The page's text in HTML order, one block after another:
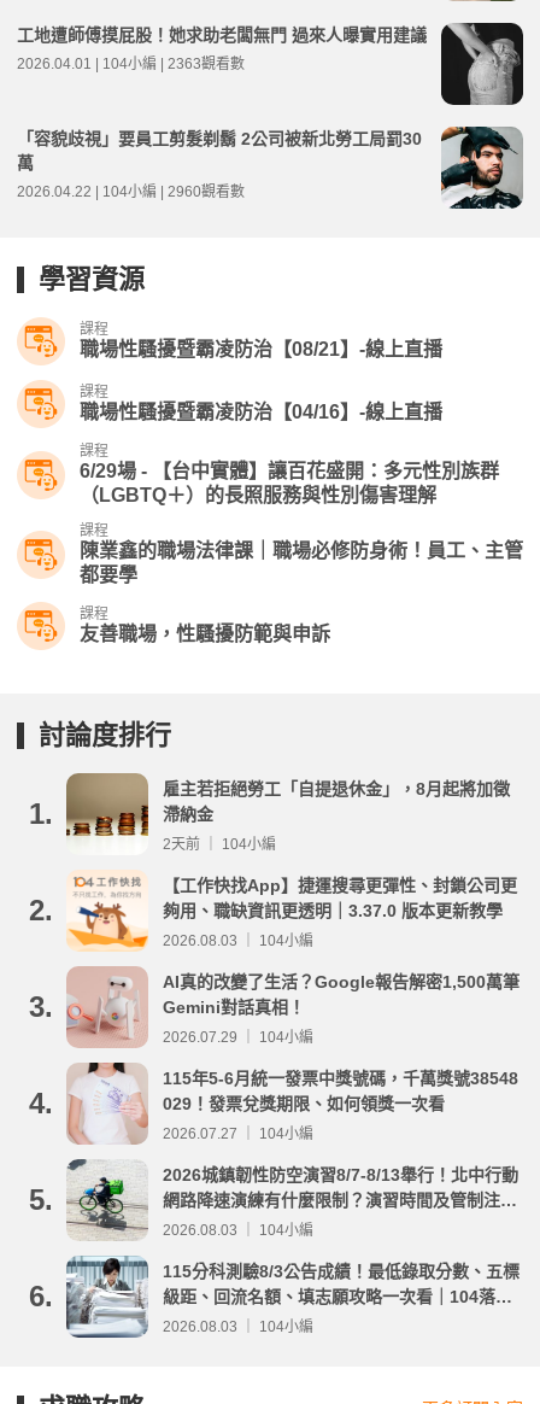
工地遭師傅摸屁股！她求助老闆無門 過來人曝實用建議
2026.04.01 | 104小編 | 2363觀看數
「容貌歧視」要員工剪髮剃鬍 2公司被新北勞工局罰30
萬
2026.04.22 | 104小編 | 2960觀看數
學習資源
課程
職場性騷擾暨霸凌防治【08/21】-線上直播
課程
職場性騷擾暨霸凌防治【04/16】-線上直播​
課程
6/29場 - 【台中實體】讓百花盛開：多元性別族群
（LGBTQ＋）的長照服務與性別傷害理解
課程
陳業鑫的職場法律課｜職場必修防身術！員工、主管
都要學
課程
友善職場，性騷擾防範與申訴
討論度排行
1.
雇主若拒絕勞工「自提退休金」，8月起將加徵
滯納金
2天前 ｜ 104小編
2.
【工作快找App】捷運搜尋更彈性、封鎖公司更
夠用、職缺資訊更透明｜3.37.0 版本更新教學
2026.08.03 ｜ 104小編
3.
AI真的改變了生活？Google報告解密1,500萬筆
Gemini對話真相！
2026.07.29 ｜ 104小編
4.
115年5-6月統一發票中獎號碼，千萬獎號38548
029！發票兌獎期限、如何領獎一次看
2026.07.27 ｜ 104小編
5.
2026城鎮韌性防空演習8/7-8/13舉行！北中行動
網路降速演練有什麼限制？演習時間及管制注意
事項整理
2026.08.03 ｜ 104小編
6.
115分科測驗8/3公告成績！最低錄取分數、五標
級距、回流名額、填志願攻略一次看｜104落點
分析
2026.08.03 ｜ 104小編